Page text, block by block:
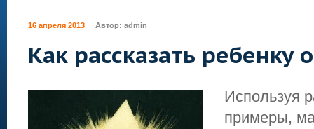
16 апреля 2013 Автор: admin
Как рассказать ребенку
Используя
примеры,